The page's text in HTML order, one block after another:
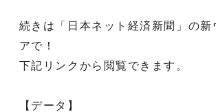
続きは「日本ネット経済新聞」の新
アで！
下記リンクから閲覧できます。
【データ】